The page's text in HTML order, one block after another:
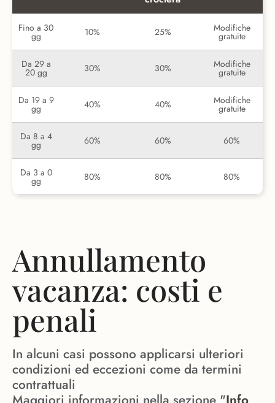
Fino a 30
gg 10% 25% Modifiche
gratuite
Da 29 a
20 gg 30% 30% Modifiche
gratuite
Da 19 a 9
gg 40% 40% Modifiche
gratuite
Da 8 a 4
gg 60% 60% 60%
Da 3 a 0
gg 80% 80% 80%
Annullamento
vacanza: costi e
penali
In alcuni casi possono applicarsi ulteriori
condizioni ed eccezioni come da termini
contrattuali